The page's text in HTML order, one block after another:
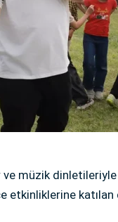
müzik dinletileriyle
etkinliklerine katılan